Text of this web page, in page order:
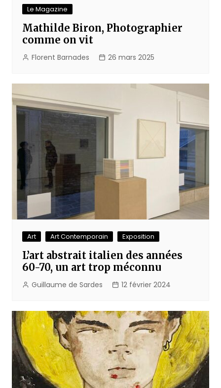
Le Magazine
Mathilde Biron, Photographier
comme on vit
Florent Barnades 26 mars 2025
Art Art Contemporain Exposition
L’art abstrait italien des années
60-70, un art trop méconnu
Guillaume de Sardes 12 février 2024